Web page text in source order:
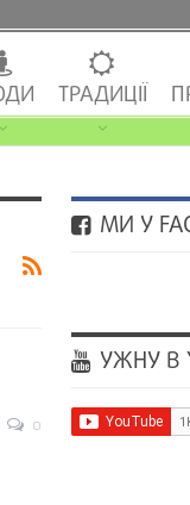
ТРАДИЦІЇ
0
МИ У
УЖНУ В